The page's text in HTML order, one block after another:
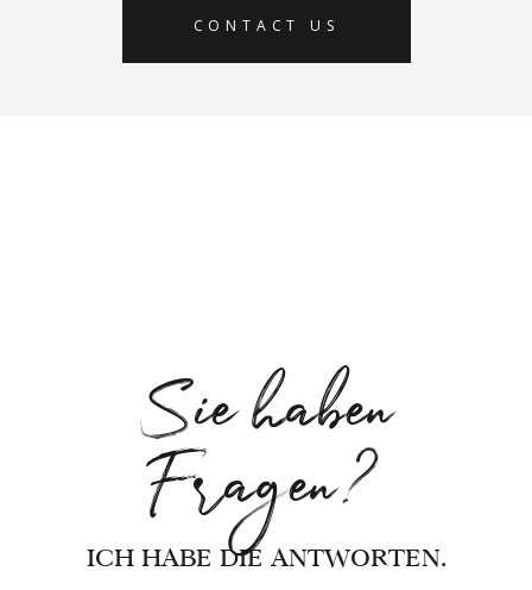
CONTACT US
Sie haben
Fragen?
ICH HABE DIE ANTWORTEN.